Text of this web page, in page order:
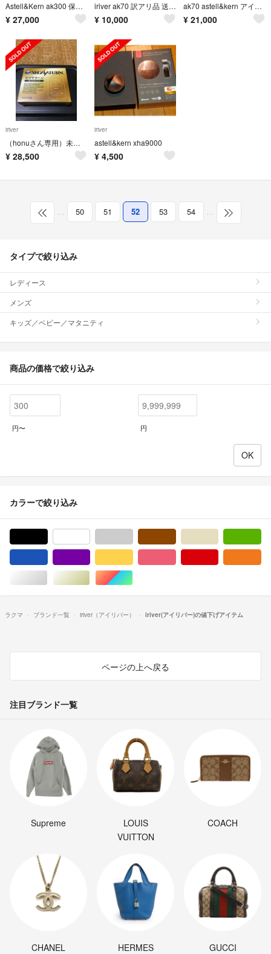
Astell&Kern ak300 保証書付き
¥ 27,000
iriver ak70 訳アリ品 送料無料
¥ 10,000
ak70 astell&kern アイリバー true blue 1000台限定
¥ 21,000
iriver
（honuさん専用）未開封未使用 ACTIVO CT10 セガサターン（グレー）
¥ 28,500
iriver
astell&kern xha9000
¥ 4,500
… 50 51 52 53 54 …
タイプで絞り込み
レディース
メンズ
キッズ／ベビー／マタニティ
商品の価格で絞り込み
円〜 円
カラーで絞り込み
シルバー/銀色系ゴールド/金色系マルチカラー
ラクマ ブランド一覧 iriver（アイリバー） iriver(アイリバー)の値下げアイテム
ページの上へ戻る
注目ブランド一覧
Supreme
LOUIS
VUITTON
COACH
CHANEL HERMES GUCCI